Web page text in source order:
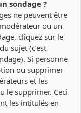
sondage ?
ne peuvent être
ou un
cliquez sur le
sujet (c’est
Si personne
ou supprimer
et les
le supprimer. Ceci
les intitulés en